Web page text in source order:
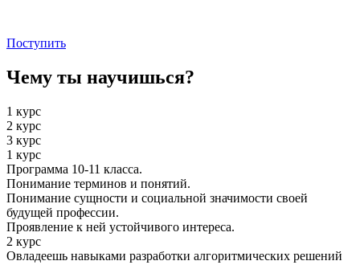
Поступить
Чему ты научишься?
1 курс
2 курс
3 курс
1 курс
Программа 10-11 класса.
Понимание терминов и понятий.
Понимание сущности и социальной значимости своей
будущей профессии.
Проявление к ней устойчивого интереса.
2 курс
Овладеешь навыками разработки алгоритмических решений